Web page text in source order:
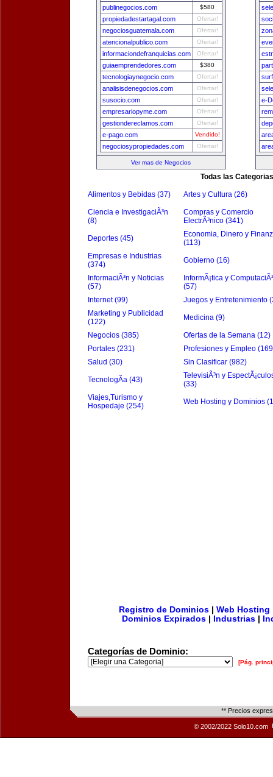
publinegocios.com $580
propiedadestartagal.com Ofertar!
negociosguatemala.com Ofertar!
atencionalpublico.com Ofertar!
informaciondefranquicias.com Ofertar!
guiaemprendedores.com $380
tecnologiaynegocio.com Ofertar!
analisisdenegocios.com Ofertar!
susocio.com Ofertar!
empresariopyme.com Ofertar!
gestiondereclamos.com Ofertar!
e-pago.com Vendido!
negociosypropiedades.com Ofertar!
Ver mas de Negocios
e-
Todas las Categorias
Alimentos y Bebidas (37) Artes y Cultura (26)
Ciencia e InvestigaciÃ³n
(8)
Compras y Comercio
ElectrÃ³nico (341)
Deportes (45)
Economia, Dinero y
(113)
Empresas e Industrias
(374)
Gobierno (16)
InformaciÃ³n y Noticias
(57)
InformÃ¡tica y
(57)
Internet (99)
Juegos y Entretenimiento
Marketing y Publicidad
(122)
Medicina (9)
Negocios (385)
Ofertas de la Semana (12)
Portales (231)
Profesiones y Empleo
Salud (30)
Sin Clasificar (982)
TecnologÃ­a (43)
TelevisiÃ³n y
(33)
Viajes,Turismo y
Hospedaje (254)
Web Hosting y Dominios
Registro de Dominios| Web Hosting
Dominios Expirados
Industrias
Categorías de Dominio:
[Pág.
** Precios
© 2002/2022 Solo10.com